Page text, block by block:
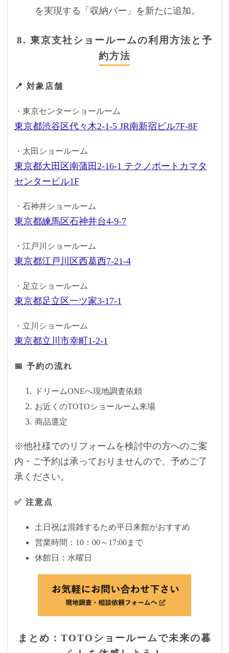
を実現する「収納バー」を新たに追加。
8. 東京支社ショールームの利用方法と予
約方法
📍 対象店舗
・東京センターショールーム
東京都渋谷区代々木2-1-5 JR南新宿ビル7F-8F
・太田ショールーム
東京都大田区南蒲田2-16-1 テクノポートカマタ
センタービル1F
・石神井ショールーム
東京都練馬区石神井台4-9-7
・江戸川ショールーム
東京都江戸川区西葛西7-21-4
・足立ショールーム
東京都足立区一ツ家3-17-1
・立川ショールーム
東京都立川市幸町1-2-1
📅 予約の流れ
ドリームONEへ現地調査依頼
お近くのTOTOショールーム来場
商品選定
※他社様でのリフォームを検討中の方へのご案
内・ご予約は承っておりませんので、予めご了
承ください。
✅ 注意点
土日祝は混雑するため平日来館がおすすめ
営業時間：10：00～17:00まで
休館日：水曜日
まとめ：TOTOショールームで未来の暮